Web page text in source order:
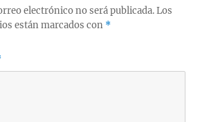
electrónico no será publicada. Los
están marcados con *